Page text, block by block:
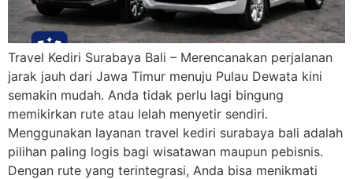
Travel Kediri Surabaya Bali – Merencanakan perjalanan
jarak jauh dari Jawa Timur menuju Pulau Dewata kini
semakin mudah. Anda tidak perlu lagi bingung
memikirkan rute atau lelah menyetir sendiri.
Menggunakan layanan travel kediri surabaya bali adalah
pilihan paling logis bagi wisatawan maupun pebisnis.
Dengan rute yang terintegrasi, Anda bisa menikmati